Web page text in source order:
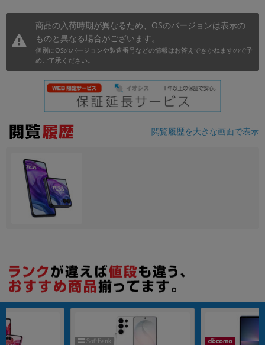
商品の入荷時期が異なるため、OSのバージョンは表示の
ものと異なる場合がございます。
個別にOSのバージョンや製造番号などの情報はお答えできかねますので予
めご了承ください。
閲覧履歴を大きな画面で表示
年 月 から
年 月 まで
各項目のチェックボックスは「or検索」となります。
ただし機能別のみ「and検索」となります。